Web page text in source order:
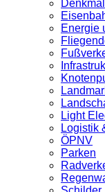
Denkmal
Energie
Light
Logistik
ÖPNV
Parken